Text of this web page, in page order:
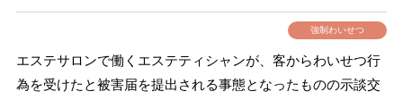
強制わいせつ
エステサロンで働くエステティシャンが、客からわいせつ行
為を受けたと被害届を提出される事態となったものの示談交